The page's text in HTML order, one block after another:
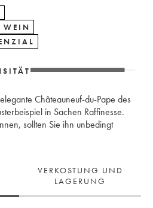
WEIN
Châteauneuf-du-Pape des
in Sachen Raffinesse.
sollten Sie ihn unbedingt
VERKOSTUNG UND
LAGERUNG